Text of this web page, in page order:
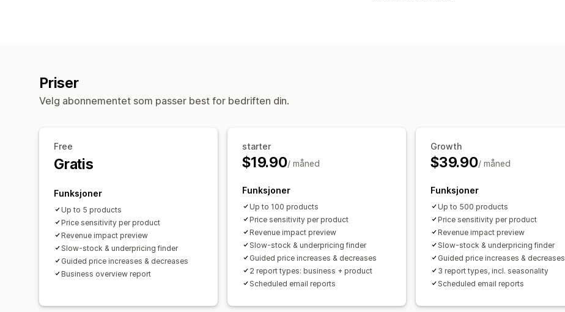
Priser
Velg abonnementet som passer best for bedriften din.
Free
Gratis
Funksjoner
Up to 5 products
Price sensitivity per product
Revenue impact preview
Slow-stock & underpricing finder
Guided price increases & decreases
Business overview report
starter
$19.90/ måned
Funksjoner
Up to 100 products
Price sensitivity per product
Revenue impact preview
Slow-stock & underpricing finder
Guided price increases & decreases
2 report types: business + product
Scheduled email reports
Growth
$39.90/ måned
Funksjoner
Up to 500 products
Price sensitivity per product
Revenue impact preview
Slow-stock & underpricing finder
Guided price increases & decreases
3 report types, incl. seasonality
Scheduled email reports